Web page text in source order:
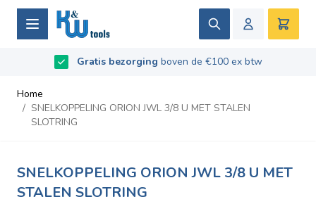
Ga naar de inhoud
Zoek
Gratis bezorging boven de €100 ex btw
Beoordeeld met9.5/10- Gebaseerd op 669 recensies
Home
/ SNELKOPPELING ORION JWL 3/8 U MET STALEN
SLOTRING
SNELKOPPELING ORION JWL 3/8 U MET
STALEN SLOTRING